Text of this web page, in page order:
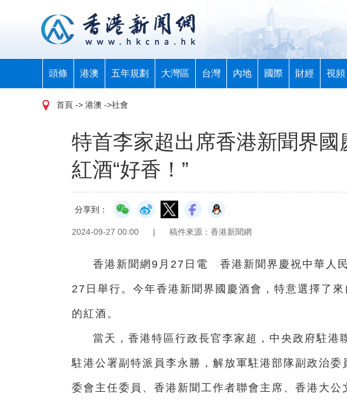
頭條 港澳 五年規劃 大灣區 台灣 內地 國際 財經 視頻
首頁 -> 港澳 ->社會
特首李家超出席香港新聞界國
紅酒“好香！”
分享到：
2024-09-27 00:00 | 稿件來源：香港新聞網
香港新聞網9月27日電 香港新聞界慶祝中華人
27日舉行。今年香港新聞界國慶酒會，特意選擇了
的紅酒。
當天，香港特區行政長官李家超，中央政府駐港
駐港公署副特派員李永勝，解放軍駐港部隊副政治委
委會主任委員、香港新聞工作者聯會主席、香港大